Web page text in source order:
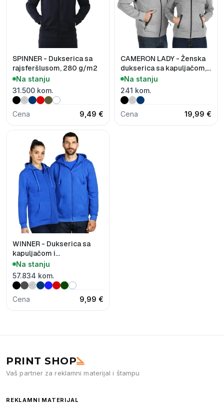
SPINNER - Dukserica sa
rajsferšlusom, 280 g/m2
Na stanju
31.500 kom.
Cena 9,49 €
CAMERON LADY - Ženska
dukserica sa kapuljačom,
380 g/m2
Na stanju
241 kom.
Cena 19,99 €
WINNER - Dukserica sa
kapuljačom i
rajsferšlusom, 280 g/m2
Na stanju
57.834 kom.
Cena 9,99 €
PRINT SHOP
Vaš partner za reklamni materijal i štampu
REKLAMNI MATERIJAL